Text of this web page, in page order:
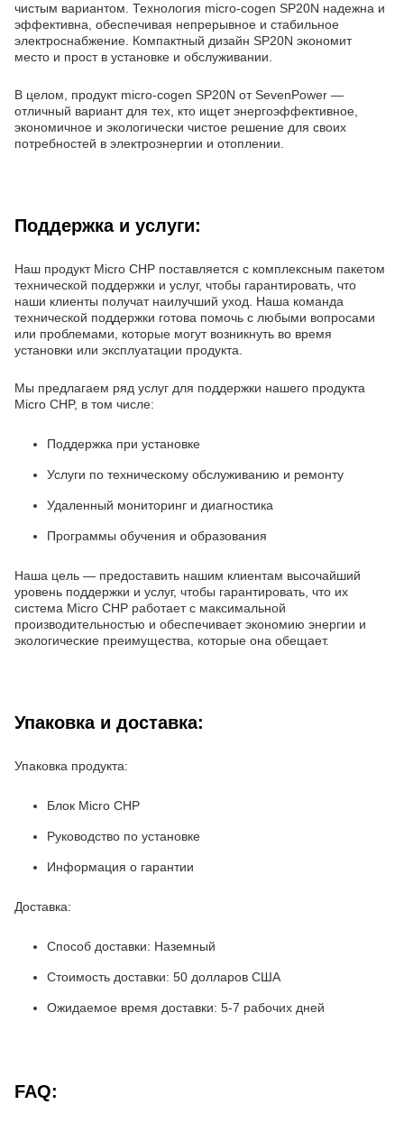
чистым вариантом. Технология micro-cogen SP20N надежна и
эффективна, обеспечивая непрерывное и стабильное
электроснабжение. Компактный дизайн SP20N экономит
место и прост в установке и обслуживании.
В целом, продукт micro-cogen SP20N от SevenPower —
отличный вариант для тех, кто ищет энергоэффективное,
экономичное и экологически чистое решение для своих
потребностей в электроэнергии и отоплении.
Поддержка и услуги:
Наш продукт Micro CHP поставляется с комплексным пакетом
технической поддержки и услуг, чтобы гарантировать, что
наши клиенты получат наилучший уход. Наша команда
технической поддержки готова помочь с любыми вопросами
или проблемами, которые могут возникнуть во время
установки или эксплуатации продукта.
Мы предлагаем ряд услуг для поддержки нашего продукта
Micro CHP, в том числе:
Поддержка при установке
Услуги по техническому обслуживанию и ремонту
Удаленный мониторинг и диагностика
Программы обучения и образования
Наша цель — предоставить нашим клиентам высочайший
уровень поддержки и услуг, чтобы гарантировать, что их
система Micro CHP работает с максимальной
производительностью и обеспечивает экономию энергии и
экологические преимущества, которые она обещает.
Упаковка и доставка:
Упаковка продукта:
Блок Micro CHP
Руководство по установке
Информация о гарантии
Доставка:
Способ доставки: Наземный
Стоимость доставки: 50 долларов США
Ожидаемое время доставки: 5-7 рабочих дней
FAQ: